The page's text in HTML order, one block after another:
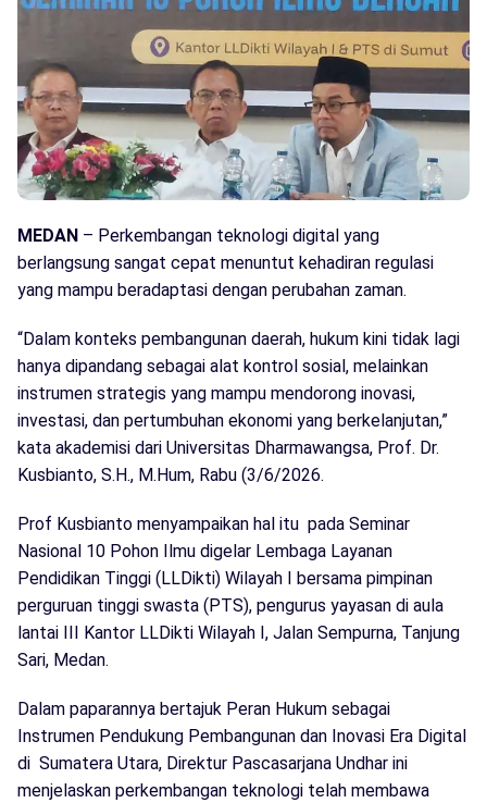
MEDAN – Perkembangan teknologi digital yang
berlangsung sangat cepat menuntut kehadiran regulasi
yang mampu beradaptasi dengan perubahan zaman.
“Dalam konteks pembangunan daerah, hukum kini tidak lagi
hanya dipandang sebagai alat kontrol sosial, melainkan
instrumen strategis yang mampu mendorong inovasi,
investasi, dan pertumbuhan ekonomi yang berkelanjutan,”
kata akademisi dari Universitas Dharmawangsa, Prof. Dr.
Kusbianto, S.H., M.Hum, Rabu (3/6/2026.
Prof Kusbianto menyampaikan hal itu pada Seminar
Nasional 10 Pohon Ilmu digelar Lembaga Layanan
Pendidikan Tinggi (LLDikti) Wilayah I bersama pimpinan
perguruan tinggi swasta (PTS), pengurus yayasan di aula
lantai III Kantor LLDikti Wilayah I, Jalan Sempurna, Tanjung
Sari, Medan.
Dalam paparannya bertajuk Peran Hukum sebagai
Instrumen Pendukung Pembangunan dan Inovasi Era Digital
di Sumatera Utara, Direktur Pascasarjana Undhar ini
menjelaskan perkembangan teknologi telah membawa